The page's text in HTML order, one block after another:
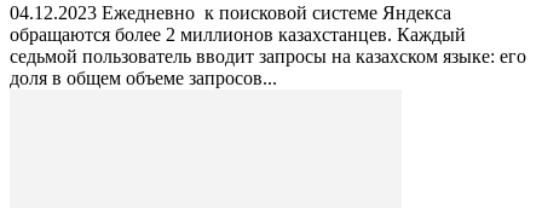
04.12.2023 Ежедневно к поисковой системе Яндекса
обращаются более 2 миллионов казахстанцев. Каждый
седьмой пользователь вводит запросы на казахском языке: его
доля в общем объеме запросов...